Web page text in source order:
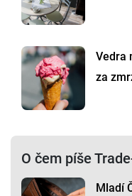
Vedra
za
O čem píše
Mladí